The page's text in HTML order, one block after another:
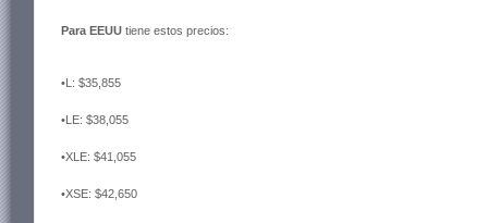
Para EEUU tiene estos precios:
•L: $35,855
•LE: $38,055
•XLE: $41,055
•XSE: $42,650